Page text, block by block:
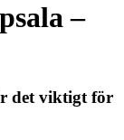
–
det viktigt för